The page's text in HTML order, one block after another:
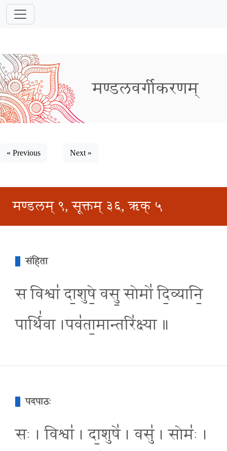
मण्डलवर्गीकरणम्
« Previous Next »
मण्डलम् ९, सूक्तम् ३६, ऋक् ५
संहिता
स विश्वा॑ दा॒शुषे॒ वसु॒ सोमो॑ दि॒व्यानि॒
पार्थि॑वा ।पव॑ता॒मान्तरि॑क्ष्या ॥
पदपाठः
सः । विश्वा॑ । दा॒शुषे॑ । वसु॑ । सोमः॑ ।